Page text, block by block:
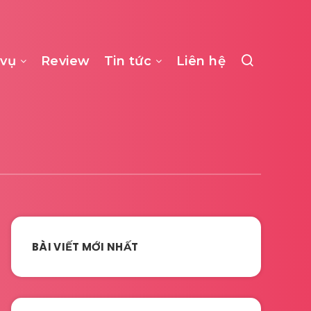
Review Tin tức Liên hệ
BÀI VIẾT MỚI NHẤT